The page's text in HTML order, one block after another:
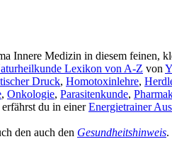
Innere Medizin in diesem feinen,
Lexikon von A-Z von
Druck, Homotoxinlehre,
, Onkologie, Parasitenkunde,
du in einerEnergietrainer
den auch den Gesundheitshinweis.